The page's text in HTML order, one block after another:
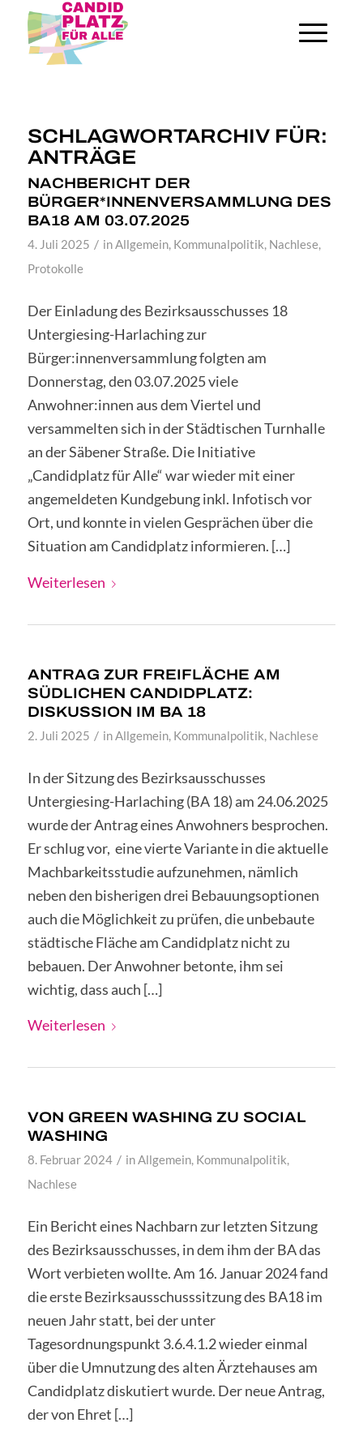
SCHLAGWORTARCHIV FÜR:
ANTRÄGE
NACHBERICHT DER
BÜRGER*INNENVERSAMMLUNG DES
BA18 AM 03.07.2025
4. Juli 2025 / inAllgemein, Kommunalpolitik, Nachlese,
Protokolle
Der Einladung des Bezirksausschusses 18
Untergiesing-Harlaching zur
Bürger:innenversammlung folgten am
Donnerstag, den 03.07.2025 viele
Anwohner:innen aus dem Viertel und
versammelten sich in der Städtischen Turnhalle
an der Säbener Straße. Die Initiative
„Candidplatz für Alle“ war wieder mit einer
angemeldeten Kundgebung inkl. Infotisch vor
Ort, und konnte in vielen Gesprächen über die
Situation am Candidplatz informieren. […]
Weiterlesen
ANTRAG ZUR FREIFLÄCHE AM
SÜDLICHEN CANDIDPLATZ:
DISKUSSION IM BA 18
2. Juli 2025 / inAllgemein, Kommunalpolitik, Nachlese
In der Sitzung des Bezirksausschusses
Untergiesing-Harlaching (BA 18) am 24.06.2025
wurde der Antrag eines Anwohners besprochen.
Er schlug vor, eine vierte Variante in die aktuelle
Machbarkeitsstudie aufzunehmen, nämlich
neben den bisherigen drei Bebauungsoptionen
auch die Möglichkeit zu prüfen, die unbebaute
städtische Fläche am Candidplatz nicht zu
bebauen. Der Anwohner betonte, ihm sei
wichtig, dass auch […]
Weiterlesen
VON GREEN WASHING ZU SOCIAL
WASHING
8. Februar 2024 / inAllgemein, Kommunalpolitik,
Nachlese
Ein Bericht eines Nachbarn zur letzten Sitzung
des Bezirksausschusses, in dem ihm der BA das
Wort verbieten wollte. Am 16. Januar 2024 fand
die erste Bezirksausschusssitzung des BA18 im
neuen Jahr statt, bei der unter
Tagesordnungspunkt 3.6.4.1.2 wieder einmal
über die Umnutzung des alten Ärztehauses am
Candidplatz diskutiert wurde. Der neue Antrag,
der von Ehret […]